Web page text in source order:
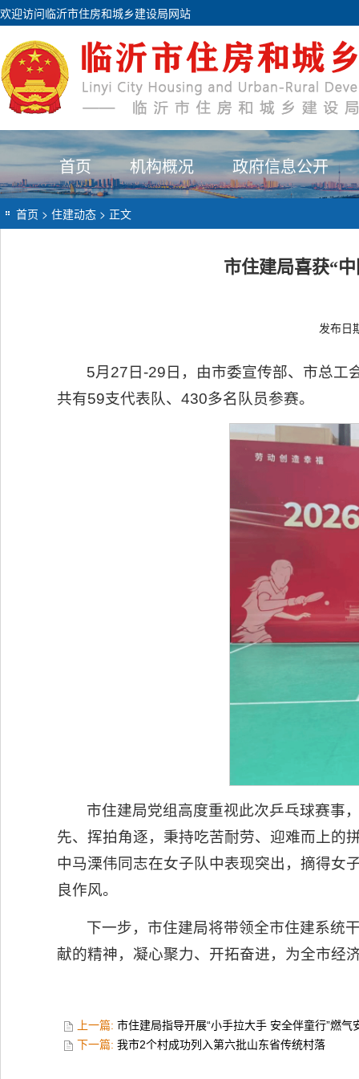
欢迎访问临沂市住房和城乡建设局网站
首页 机构概况 政府信息公开
首页 > 住建动态 > 正文
市住建局喜获“
发布日
5月27日-29日，由市委宣传部、市总工
共有59支代表队、430多名队员参赛。
市住建局党组高度重视此次乒乓球赛事
先、挥拍角逐，秉持吃苦耐劳、迎难而上的
中马溧伟同志在女子队中表现突出，摘得女
良作风。
下一步，市住建局将带领全市住建系统
献的精神，凝心聚力、开拓奋进，为全市经
上一篇: 市住建局指导开展“小手拉大手 安全伴童行”燃
下一篇: 我市2个村成功列入第六批山东省传统村落